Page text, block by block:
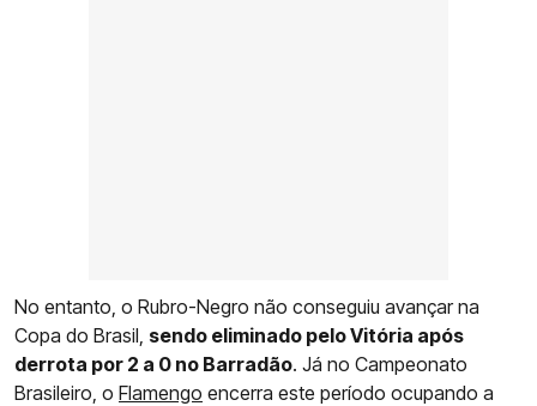
No entanto, o Rubro-Negro não conseguiu avançar na
Copa do Brasil, sendo eliminado pelo Vitória após
derrota por 2 a 0 no Barradão. Já no Campeonato
Brasileiro, o Flamengo encerra este período ocupando a